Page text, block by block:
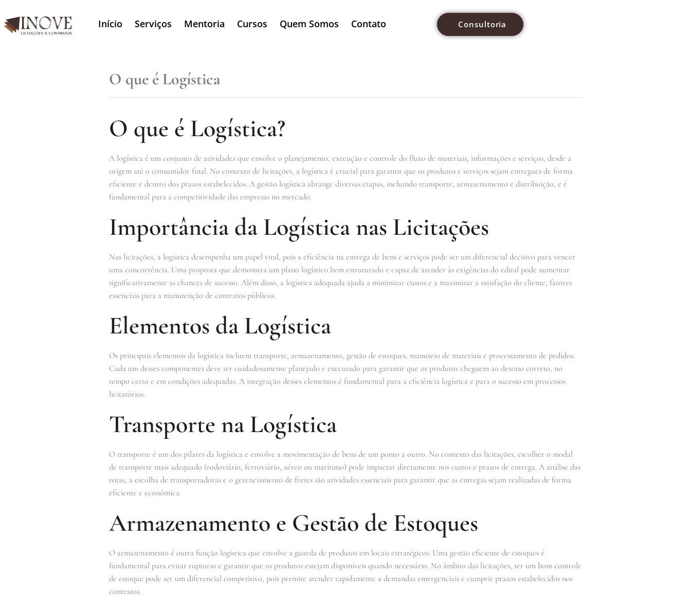
Início Serviços Mentoria Cursos Quem Somos Contato Consultoria
O que é Logística
O que é Logística?
A logística é um conjunto de atividades que envolve o planejamento, execução e controle do fluxo de materiais, informações e serviços, desde a
origem até o consumidor final. No contexto de licitações, a logística é crucial para garantir que os produtos e serviços sejam entregues de forma
eficiente e dentro dos prazos estabelecidos. A gestão logística abrange diversas etapas, incluindo transporte, armazenamento e distribuição, e é
fundamental para a competitividade das empresas no mercado.
Importância da Logística nas Licitações
Nas licitações, a logística desempenha um papel vital, pois a eficiência na entrega de bens e serviços pode ser um diferencial decisivo para vencer
uma concorrência. Uma proposta que demonstra um plano logístico bem estruturado e capaz de atender às exigências do edital pode aumentar
significativamente as chances de sucesso. Além disso, a logística adequada ajuda a minimizar custos e a maximizar a satisfação do cliente, fatores
essenciais para a manutenção de contratos públicos.
Elementos da Logística
Os principais elementos da logística incluem transporte, armazenamento, gestão de estoques, manuseio de materiais e processamento de pedidos.
Cada um desses componentes deve ser cuidadosamente planejado e executado para garantir que os produtos cheguem ao destino correto, no
tempo certo e em condições adequadas. A integração desses elementos é fundamental para a eficiência logística e para o sucesso em processos
licitatórios.
Transporte na Logística
O transporte é um dos pilares da logística e envolve a movimentação de bens de um ponto a outro. No contexto das licitações, escolher o modal
de transporte mais adequado (rodoviário, ferroviário, aéreo ou marítimo) pode impactar diretamente nos custos e prazos de entrega. A análise das
rotas, a escolha de transportadoras e o gerenciamento de fretes são atividades essenciais para garantir que as entregas sejam realizadas de forma
eficiente e econômica.
Armazenamento e Gestão de Estoques
O armazenamento é outra função logística que envolve a guarda de produtos em locais estratégicos. Uma gestão eficiente de estoques é
fundamental para evitar rupturas e garantir que os produtos estejam disponíveis quando necessário. No âmbito das licitações, ter um bom controle
de estoque pode ser um diferencial competitivo, pois permite atender rapidamente a demandas emergenciais e cumprir prazos estabelecidos nos
contratos.